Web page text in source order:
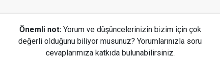
Önemli not: Yorum ve düşüncelerinizin bizim için çok
değerli olduğunu biliyor musunuz? Yorumlarınızla soru
cevaplarımıza katkıda bulunabilirsiniz.